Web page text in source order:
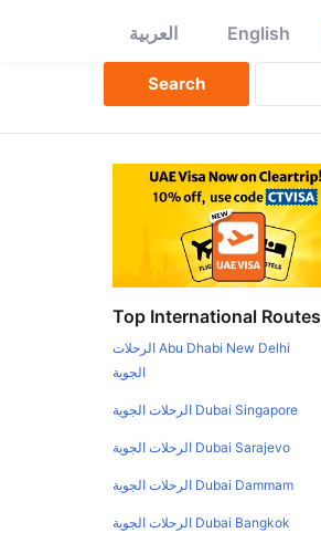
English العربية
Top International Routes
Abu Dhabi New Delhi الرحلات
الجوية
Dubai Singapore الرحلات الجوية
Dubai Sarajevo الرحلات الجوية
Dubai Dammam الرحلات الجوية
Dubai Bangkok الرحلات الجوية